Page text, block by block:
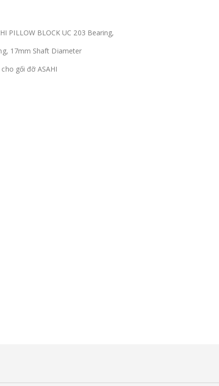
PILLOW BLOCK UC 203 Bearing,
17mm Shaft Diameter
gối đỡ ASAHI